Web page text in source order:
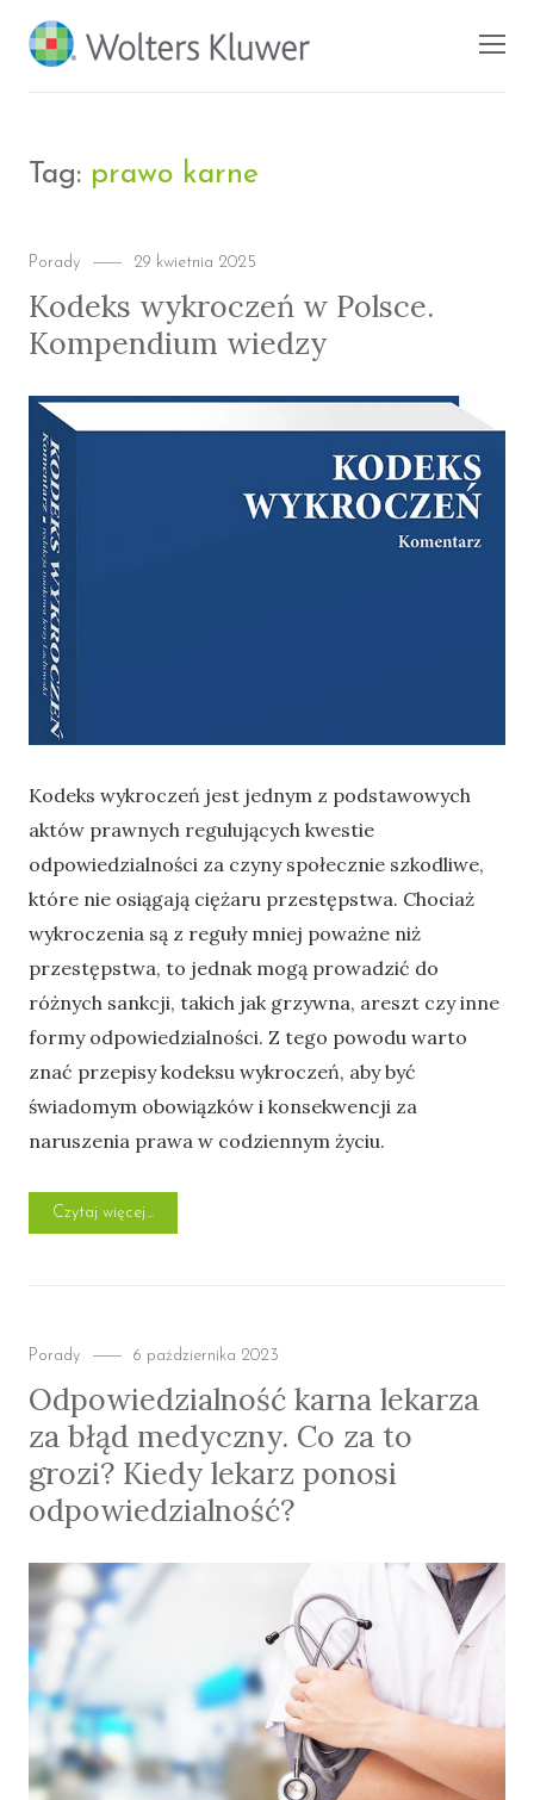
BLOG KSIĘGARNI
PROFINFO.PL
Tag: prawo karne
Categories
Porady
Posted
29 kwietnia 2025
Kodeks wykroczeń w Polsce.
Kompendium wiedzy
Kodeks wykroczeń jest jednym z podstawowych
aktów prawnych regulujących kwestie
odpowiedzialności za czyny społecznie szkodliwe,
które nie osiągają ciężaru przestępstwa. Chociaż
wykroczenia są z reguły mniej poważne niż
przestępstwa, to jednak mogą prowadzić do
różnych sankcji, takich jak grzywna, areszt czy inne
formy odpowiedzialności. Z tego powodu warto
znać przepisy kodeksu wykroczeń, aby być
świadomym obowiązków i konsekwencji za
naruszenia prawa w codziennym życiu.
Czytaj więcej
Categories
Porady
Posted
6 października 2023
Odpowiedzialność karna lekarza
za błąd medyczny. Co za to
grozi? Kiedy lekarz ponosi
odpowiedzialność?